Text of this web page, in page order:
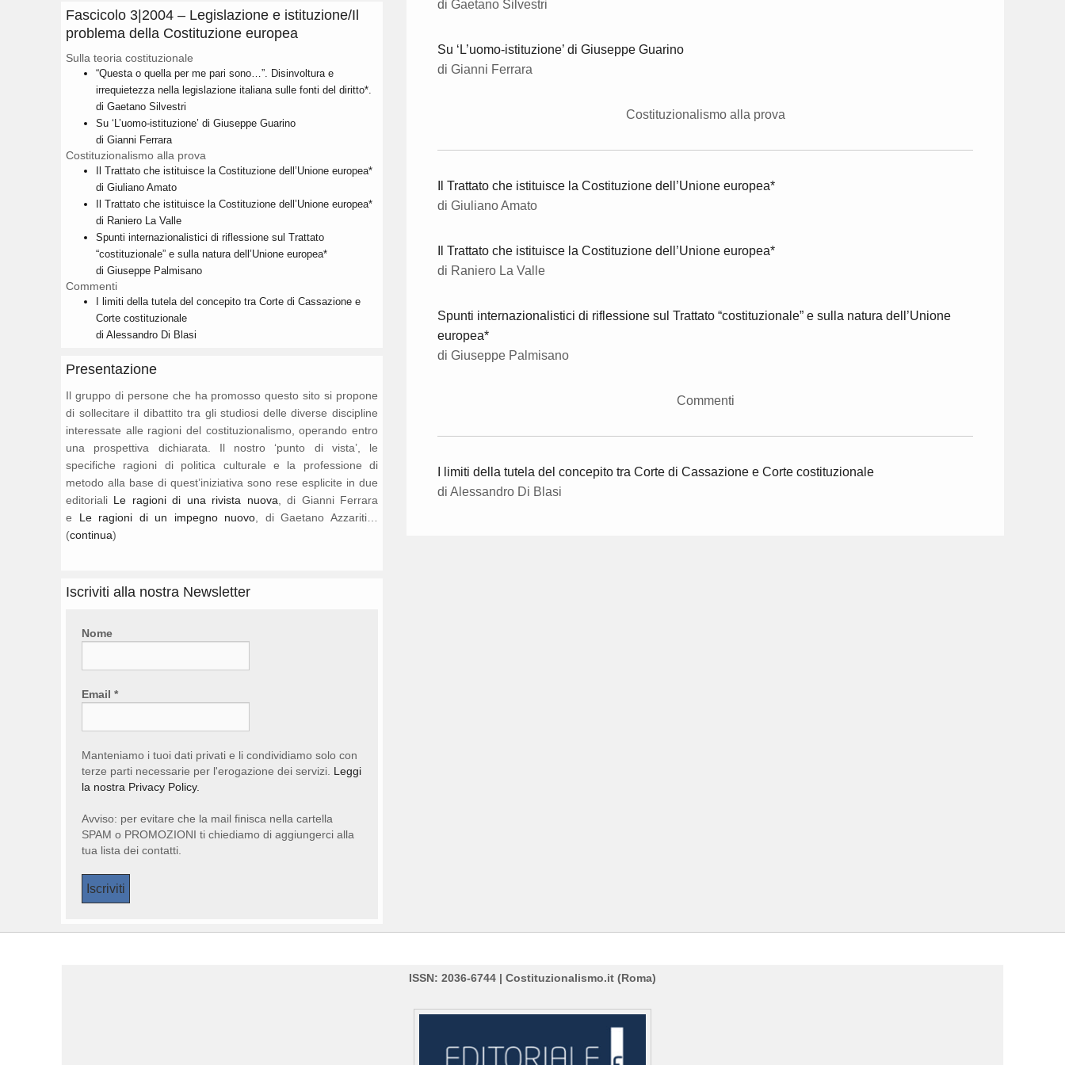
di Gaetano Silvestri
Su ‘L’uomo-istituzione’ di Giuseppe Guarino
di Gianni Ferrara
Costituzionalismo alla prova
Il Trattato che istituisce la Costituzione dell’Unione europea*
di Giuliano Amato
Il Trattato che istituisce la Costituzione dell’Unione europea*
di Raniero La Valle
Spunti internazionalistici di riflessione sul Trattato “costituzionale” e sulla natura dell’Unione
europea*
di Giuseppe Palmisano
Commenti
I limiti della tutela del concepito tra Corte di Cassazione e Corte costituzionale
di Alessandro Di Blasi
Fascicolo 3|2004 – Legislazione e istituzione/Il
problema della Costituzione europea
Sulla teoria costituzionale
“Questa o quella per me pari sono…”. Disinvoltura e
irrequietezza nella legislazione italiana sulle fonti del diritto*.
di Gaetano Silvestri
Su ‘L’uomo-istituzione’ di Giuseppe Guarino
di Gianni Ferrara
Costituzionalismo alla prova
Il Trattato che istituisce la Costituzione dell’Unione europea*
di Giuliano Amato
Il Trattato che istituisce la Costituzione dell’Unione europea*
di Raniero La Valle
Spunti internazionalistici di riflessione sul Trattato
“costituzionale” e sulla natura dell’Unione europea*
di Giuseppe Palmisano
Commenti
I limiti della tutela del concepito tra Corte di Cassazione e
Corte costituzionale
di Alessandro Di Blasi
Presentazione
Il gruppo di persone che ha promosso questo sito si propone
di sollecitare il dibattito tra gli studiosi delle diverse discipline
interessate alle ragioni del costituzionalismo, operando entro
una prospettiva dichiarata. Il nostro ‘punto di vista’, le
specifiche ragioni di politica culturale e la professione di
metodo alla base di quest’iniziativa sono rese esplicite in due
editoriali Le ragioni di una rivista nuova , di Gianni Ferrara
e Le ragioni di un impegno nuovo , di Gaetano Azzariti…
(continua)
Iscriviti alla nostra Newsletter
Nome
Email *
Manteniamo i tuoi dati privati e li condividiamo solo con
terze parti necessarie per l'erogazione dei servizi. Leggi
la nostra Privacy Policy.
Avviso: per evitare che la mail finisca nella cartella
SPAM o PROMOZIONI ti chiediamo di aggiungerci alla
tua lista dei contatti.
ISSN: 2036-6744 | Costituzionalismo.it (Roma)